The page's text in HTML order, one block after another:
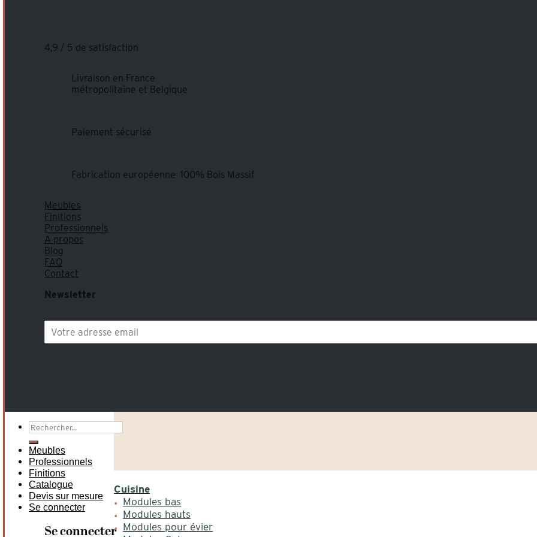
Cuisine
Modules bas
Modules hauts
Modules pour évier
4,9 / 5 de satisfaction
Livraison en France
métropolitaine et Belgique
Paiement sécurisé
Fabrication européenne 100% Bois Massif
Meubles
Finitions
Professionnels
A propos
Blog
FAQ
Contact
Newsletter
Recherche
pour :
Meubles
Professionnels
Finitions
Catalogue
Devis sur mesure
Se connecter
Se connecter